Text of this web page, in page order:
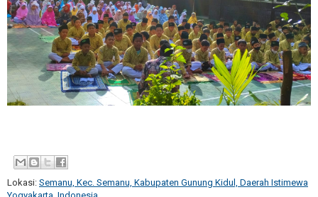
Lokasi: Semanu, Kec. Semanu, Kabupaten Gunung Kidul, Daerah Istimewa
Yogyakarta, Indonesia